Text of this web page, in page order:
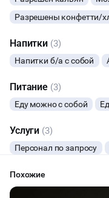
Разрешены конфетти/
Напитки (3)
Напитки б/а с собой
Питание (3)
Еду можно с собой
Услуги (3)
Персонал по запросу
Похожие